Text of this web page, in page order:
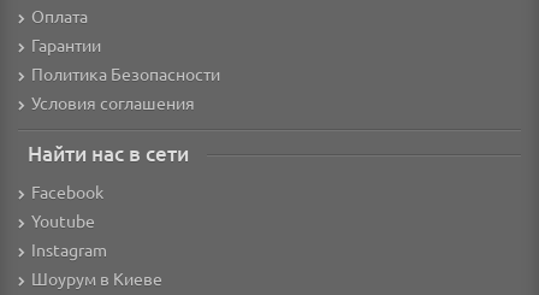
Оплата
Гарантии
Политика Безопасности
Условия соглашения
Найти нас в сети
Facebook
Youtube
Instagram
Шоурум в Киеве